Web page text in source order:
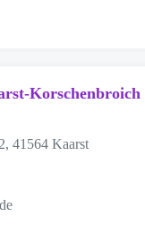
Korschenbroich
41564 Kaarst